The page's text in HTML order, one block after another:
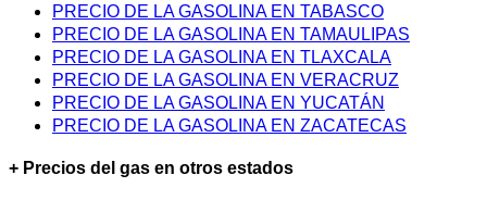
PRECIO DE LA GASOLINA EN TABASCO
PRECIO DE LA GASOLINA EN TAMAULIPAS
PRECIO DE LA GASOLINA EN TLAXCALA
PRECIO DE LA GASOLINA EN VERACRUZ
PRECIO DE LA GASOLINA EN YUCATÁN
PRECIO DE LA GASOLINA EN ZACATECAS
+ Precios del gas en otros estados